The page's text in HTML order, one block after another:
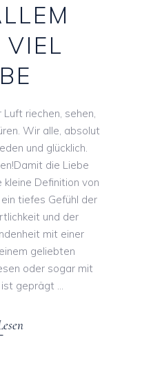
VIEL
riechen, sehen,
Wir alle, absolut
und glücklich.
die Liebe
kleine Definition von
tiefes Gefühl der
und der
mit einer
geliebten
oder sogar mit
ist geprägt